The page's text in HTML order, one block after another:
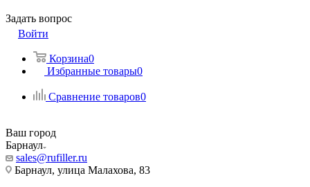
Задать вопрос
Войти
Корзина0
Избранные товары0
Сравнение товаров0
Ваш город
Барнаул
sales@rufiller.ru
Барнаул, улица Малахова, 83